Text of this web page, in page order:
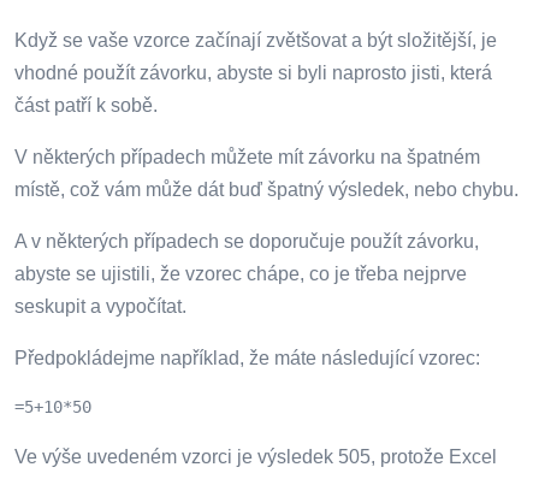
Když se vaše vzorce začínají zvětšovat a být složitější, je
vhodné použít závorku, abyste si byli naprosto jisti, která
část patří k sobě.
V některých případech můžete mít závorku na špatném
místě, což vám může dát buď špatný výsledek, nebo chybu.
A v některých případech se doporučuje použít závorku,
abyste se ujistili, že vzorec chápe, co je třeba nejprve
seskupit a vypočítat.
Předpokládejme například, že máte následující vzorec:
=5+10*50
Ve výše uvedeném vzorci je výsledek 505, protože Excel